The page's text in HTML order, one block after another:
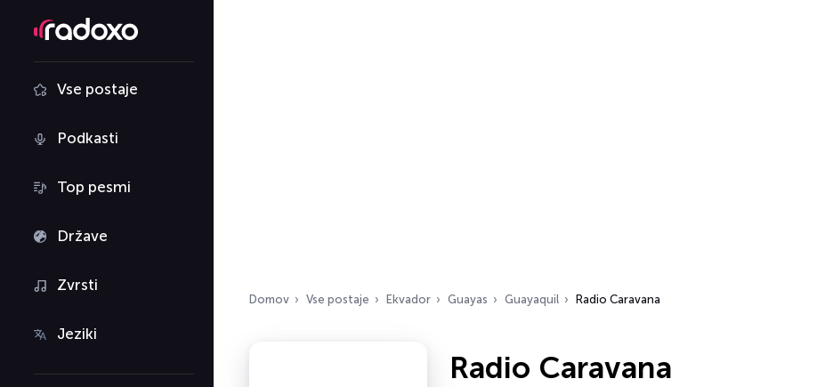
Vse postaje
Podkasti
Top pesmi
Države
Zvrsti
Jeziki
Domov Vse postaje Ekvador Guayas Guayaquil Radio Caravana
Radio Caravana